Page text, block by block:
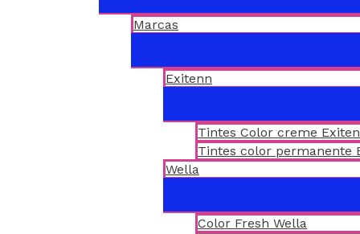
Marcas
Exitenn
Tintes Color creme
Tintes color permanente
Wella
Color Fresh Wella